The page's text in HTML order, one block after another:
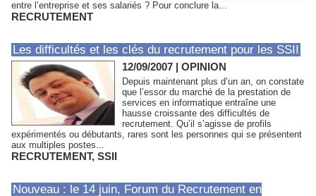
entre l’entreprise et ses salariés ? Pour conclure la...
RECRUTEMENT
Les difficultés et les clés du recrutement pour les SSII
12/09/2007 | OPINION
Depuis maintenant plus d’un an, on constate
que l’essor du marché de la prestation de
services en informatique entraîne une
hausse croissante des difficultés de
recrutement. Qu’il s’agisse de profils
expérimentés ou débutants, rares sont les personnes qui se présentent
aux multiples postes...
RECRUTEMENT, SSII
Nouveau : le 14 juin, Forum du Recrutement en